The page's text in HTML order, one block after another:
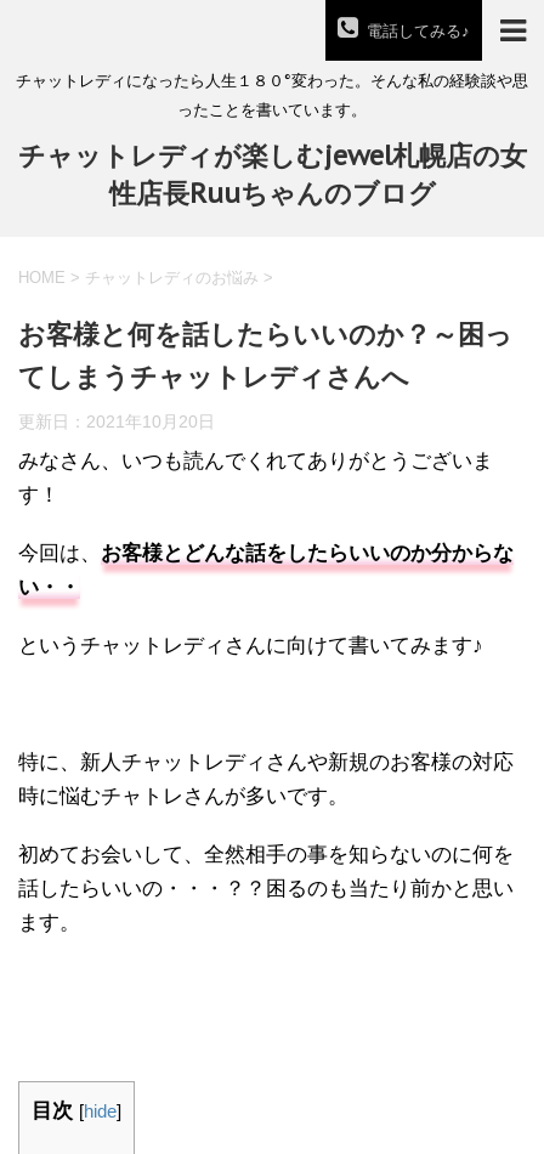
電話してみる♪
チャットレディになったら人生１８０°変わった。そんな私の経験談や思
ったことを書いています。
チャットレディが楽しむjewel札幌店の女
性店長Ruuちゃんのブログ
HOME > チャットレディのお悩み >
お客様と何を話したらいいのか？～困っ
てしまうチャットレディさんへ
更新日： 2021年10月20日
みなさん、いつも読んでくれてありがとうございま
す！
今回は、 お客様とどんな話をしたらいいのか分からな
い・・
というチャットレディさんに向けて書いてみます♪
特に、新人チャットレディさんや新規のお客様の対応
時に悩むチャトレさんが多いです。
初めてお会いして、全然相手の事を知らないのに何を
話したらいいの・・・？？困るのも当たり前かと思い
ます。
目次 [hide]